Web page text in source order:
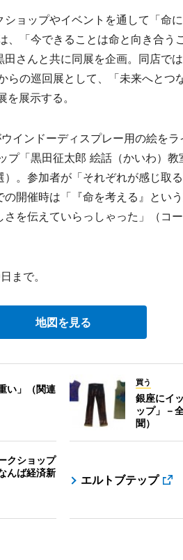
ョップやイベントを通して「命
、「今できることは命と向き合う
さんと共に同展を企画。同店で
らの巡回展として、「未来へとつ
展示する。
インドーディスプレー用の絵を
プ「黒田征太郎 絵話（かいわ）
。参加者が「それぞれが感じ取
開催時は「『命を考える』とい
を伝えていらっしゃった」（コ
まで。
地図を見る
い」（関連
買う
銀座にイ
ップ」－
聞）
クショップ
んば経済新
エルトブテップ